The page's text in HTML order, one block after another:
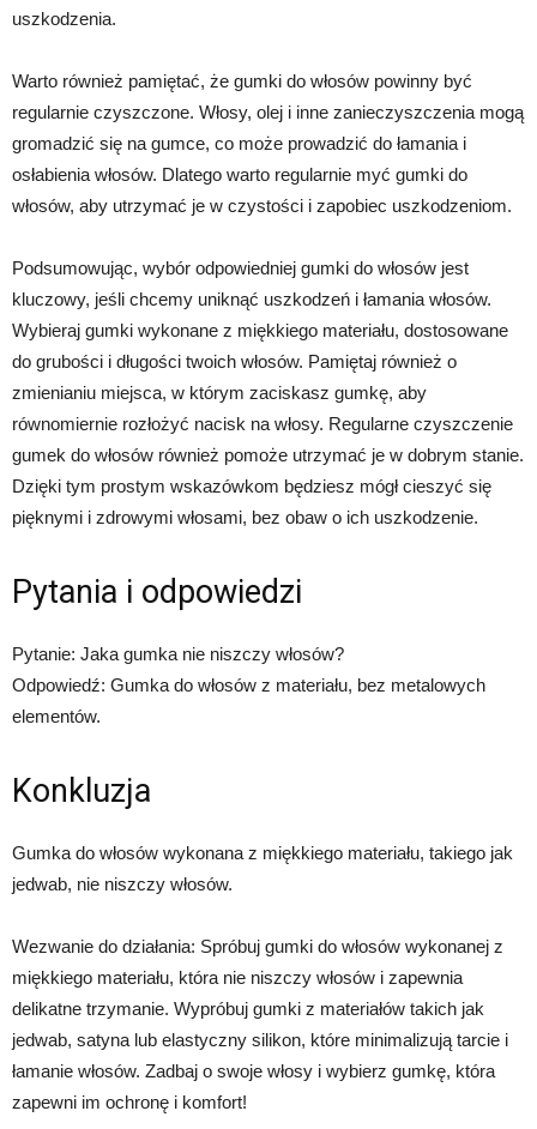
uszkodzenia.
Warto również pamiętać, że gumki do włosów powinny być
regularnie czyszczone. Włosy, olej i inne zanieczyszczenia mogą
gromadzić się na gumce, co może prowadzić do łamania i
osłabienia włosów. Dlatego warto regularnie myć gumki do
włosów, aby utrzymać je w czystości i zapobiec uszkodzeniom.
Podsumowując, wybór odpowiedniej gumki do włosów jest
kluczowy, jeśli chcemy uniknąć uszkodzeń i łamania włosów.
Wybieraj gumki wykonane z miękkiego materiału, dostosowane
do grubości i długości twoich włosów. Pamiętaj również o
zmienianiu miejsca, w którym zaciskasz gumkę, aby
równomiernie rozłożyć nacisk na włosy. Regularne czyszczenie
gumek do włosów również pomoże utrzymać je w dobrym stanie.
Dzięki tym prostym wskazówkom będziesz mógł cieszyć się
pięknymi i zdrowymi włosami, bez obaw o ich uszkodzenie.
Pytania i odpowiedzi
Pytanie: Jaka gumka nie niszczy włosów?
Odpowiedź: Gumka do włosów z materiału, bez metalowych
elementów.
Konkluzja
Gumka do włosów wykonana z miękkiego materiału, takiego jak
jedwab, nie niszczy włosów.
Wezwanie do działania: Spróbuj gumki do włosów wykonanej z
miękkiego materiału, która nie niszczy włosów i zapewnia
delikatne trzymanie. Wypróbuj gumki z materiałów takich jak
jedwab, satyna lub elastyczny silikon, które minimalizują tarcie i
łamanie włosów. Zadbaj o swoje włosy i wybierz gumkę, która
zapewni im ochronę i komfort!